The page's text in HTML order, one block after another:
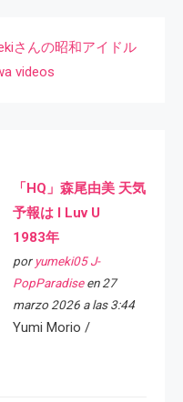
さんの昭和アイドル
videos
「HQ」森尾由美 天気
予報は I Luv U
1983年
por yumeki05 J-
PopParadiseen 27
marzo 2026 a las 3:44
Yumi Morio /